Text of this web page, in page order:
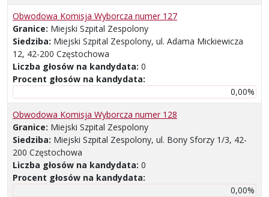
Obwodowa Komisja Wyborcza numer 127
Granice: Miejski Szpital Zespolony
Siedziba: Miejski Szpital Zespolony, ul. Adama Mickiewicza
12, 42-200 Częstochowa
Liczba głosów na kandydata: 0
Procent głosów na kandydata:
0,00%
Obwodowa Komisja Wyborcza numer 128
Granice: Miejski Szpital Zespolony
Siedziba: Miejski Szpital Zespolony, ul. Bony Sforzy 1/3, 42-
200 Częstochowa
Liczba głosów na kandydata: 0
Procent głosów na kandydata:
0,00%